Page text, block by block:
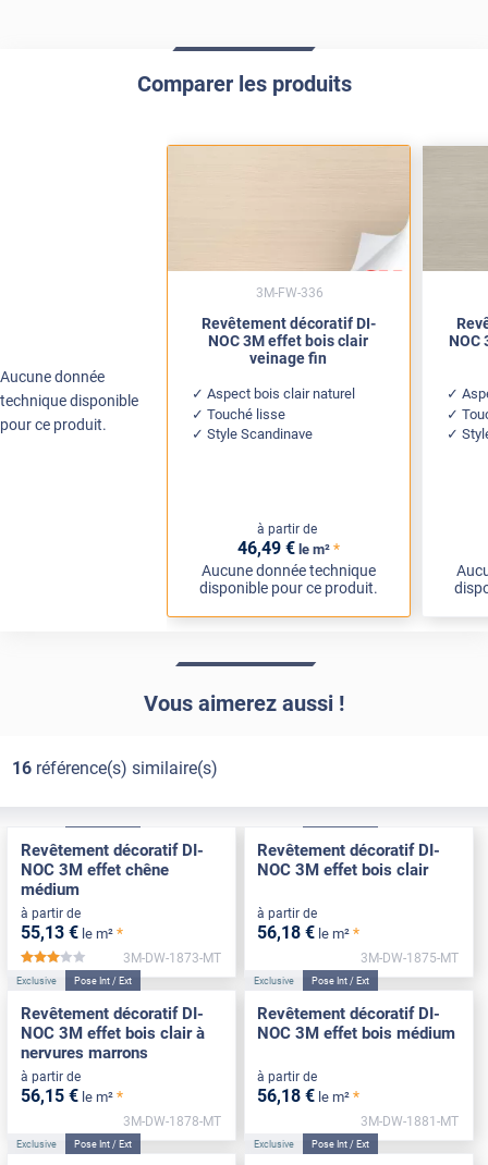
Comparer les produits
Aucune donnée
technique disponible
pour ce produit.
Revêtement décoratif DI-
NOC 3M effet bois clair
veinage fin
Aspect bois clair naturel
Touché lisse
Style Scandinave
à partir de
46,49 € le m² *
Aucune donnée technique
disponible pour ce produit.
3M-FW-336
NOC
Vous aimerez aussi !
16référence(s) similaire(s)
Revêtement décoratif DI-
NOC 3M effet chêne
médium
à partir de
55,13 € le m² *
*****
3M-DW-1873-MT
Revêtement décoratif DI-
NOC 3M effet bois clair
à partir de
56,18 € le m² *
3M-DW-1875-MT
Exclusive Pose Int / Ext
Revêtement décoratif DI-
NOC 3M effet bois clair à
nervures marrons
à partir de
56,15 € le m² *
3M-DW-1878-MT
Exclusive Pose Int / Ext
Revêtement décoratif DI-
NOC 3M effet bois médium
à partir de
56,18 € le m² *
3M-DW-1881-MT
Exclusive Pose Int / Ext Exclusive Pose Int / Ext